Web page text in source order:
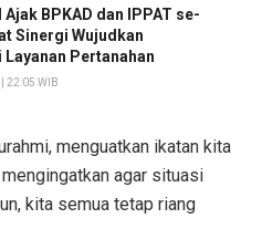
Ajak BPKAD dan IPPAT se-
Sinergi Wujudkan
Pertanahan
22:05 WIB
menguatkan ikatan kita
agar situasi
kita semua tetap riang